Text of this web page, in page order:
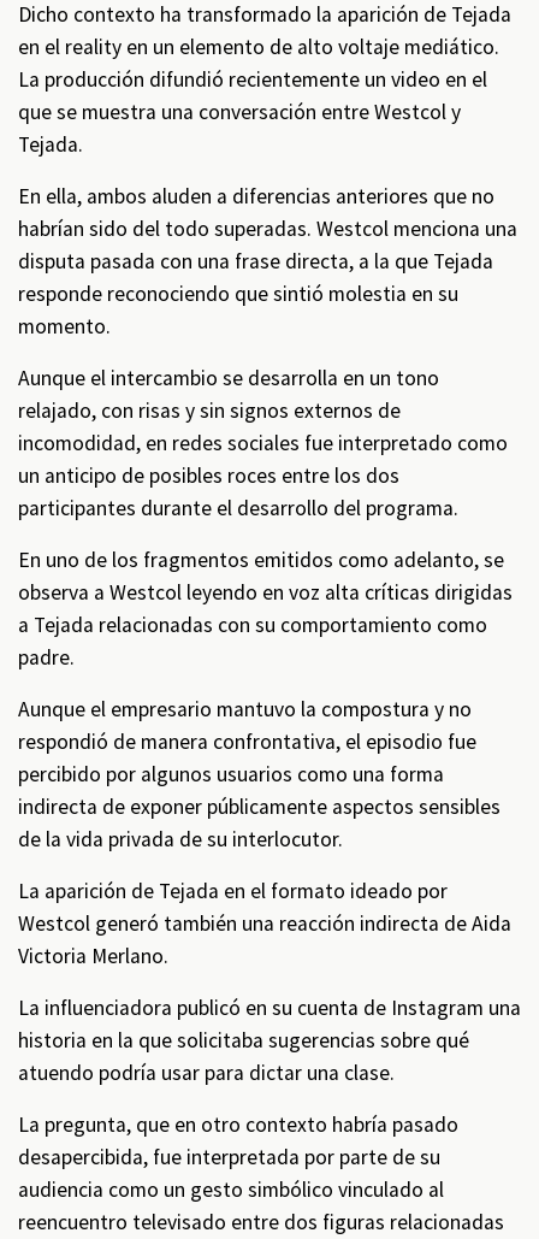
Dicho contexto ha transformado la aparición de Tejada
en el reality en un elemento de alto voltaje mediático.
La producción difundió recientemente un video en el
que se muestra una conversación entre Westcol y
Tejada.
En ella, ambos aluden a diferencias anteriores que no
habrían sido del todo superadas. Westcol menciona una
disputa pasada con una frase directa, a la que Tejada
responde reconociendo que sintió molestia en su
momento.
Aunque el intercambio se desarrolla en un tono
relajado, con risas y sin signos externos de
incomodidad, en redes sociales fue interpretado como
un anticipo de posibles roces entre los dos
participantes durante el desarrollo del programa.
En uno de los fragmentos emitidos como adelanto, se
observa a Westcol leyendo en voz alta críticas dirigidas
a Tejada relacionadas con su comportamiento como
padre.
Aunque el empresario mantuvo la compostura y no
respondió de manera confrontativa, el episodio fue
percibido por algunos usuarios como una forma
indirecta de exponer públicamente aspectos sensibles
de la vida privada de su interlocutor.
La aparición de Tejada en el formato ideado por
Westcol generó también una reacción indirecta de Aida
Victoria Merlano.
La influenciadora publicó en su cuenta de Instagram una
historia en la que solicitaba sugerencias sobre qué
atuendo podría usar para dictar una clase.
La pregunta, que en otro contexto habría pasado
desapercibida, fue interpretada por parte de su
audiencia como un gesto simbólico vinculado al
reencuentro televisado entre dos figuras relacionadas